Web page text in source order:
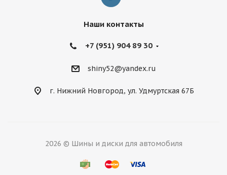
Наши контакты
+7 (951) 904 89 30
shiny52@yandex.ru
г. Нижний Новгород, ул. Удмуртская 67Б
2026 © Шины и диски для автомобиля